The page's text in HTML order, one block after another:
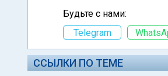
Будьте с нами:
Telegram
ССЫЛКИ ПО ТЕМЕ